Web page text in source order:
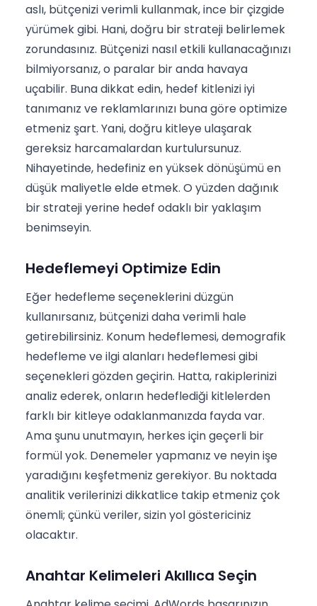
aslı, bütçenizi verimli kullanmak, ince bir çizgide
yürümek gibi. Hani, doğru bir strateji belirlemek
zorundasınız. Bütçenizi nasıl etkili kullanacağınızı
bilmiyorsanız, o paralar bir anda havaya
uçabilir. Buna dikkat edin, hedef kitlenizi iyi
tanımanız ve reklamlarınızı buna göre optimize
etmeniz şart. Yani, doğru kitleye ulaşarak
gereksiz harcamalardan kurtulursunuz.
Nihayetinde, hedefiniz en yüksek dönüşümü en
düşük maliyetle elde etmek. O yüzden dağınık
bir strateji yerine hedef odaklı bir yaklaşım
benimseyin.
Hedeflemeyi Optimize Edin
Eğer hedefleme seçeneklerini düzgün
kullanırsanız, bütçenizi daha verimli hale
getirebilirsiniz. Konum hedeflemesi, demografik
hedefleme ve ilgi alanları hedeflemesi gibi
seçenekleri gözden geçirin. Hatta, rakiplerinizi
analiz ederek, onların hedeflediği kitlelerden
farklı bir kitleye odaklanmanızda fayda var.
Ama şunu unutmayın, herkes için geçerli bir
formül yok. Denemeler yapmanız ve neyin işe
yaradığını keşfetmeniz gerekiyor. Bu noktada
analitik verilerinizi dikkatlice takip etmeniz çok
önemli; çünkü veriler, sizin yol göstericiniz
olacaktır.
Anahtar Kelimeleri Akıllıca Seçin